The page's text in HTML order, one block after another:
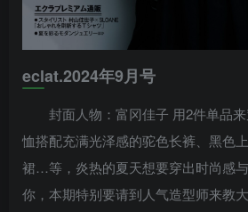
eclat.2024年9月号
封面人物：富冈佳子 用2件单品
恤搭配充满光泽感的驼色长裤、黑色
裙…等，炎热的夏天想要穿出时尚感
你，本期特别要请到人气造型师来教